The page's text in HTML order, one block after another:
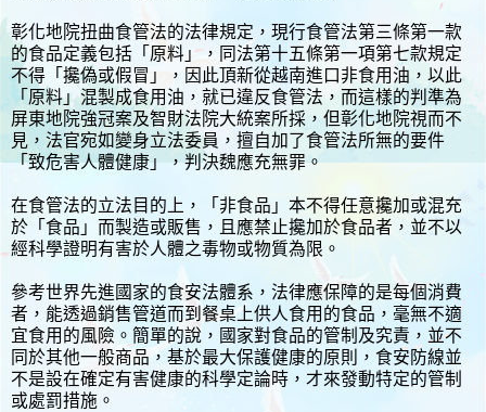
彰化地院扭曲食管法的法律規定，現行食管法第三條第一款
的食品定義包括「原料」，同法第十五條第一項第七款規定
不得「攙偽或假冒」，因此頂新從越南進口非食用油，以此
「原料」混製成食用油，就已違反食管法，而這樣的判準為
屏東地院強冠案及智財法院大統案所採，但彰化地院視而不
見，法官宛如變身立法委員，擅自加了食管法所無的要件
「致危害人體健康」，判決魏應充無罪。
在食管法的立法目的上，「非食品」本不得任意攙加或混充
於「食品」而製造或販售，且應禁止攙加於食品者，並不以
經科學證明有害於人體之毒物或物質為限。
參考世界先進國家的食安法體系，法律應保障的是每個消費
者，能透過銷售管道而到餐桌上供人食用的食品，毫無不適
宜食用的風險。簡單的說，國家對食品的管制及究責，並不
同於其他一般商品，基於最大保護健康的原則，食安防線並
不是設在確定有害健康的科學定論時，才來發動特定的管制
或處罰措施。